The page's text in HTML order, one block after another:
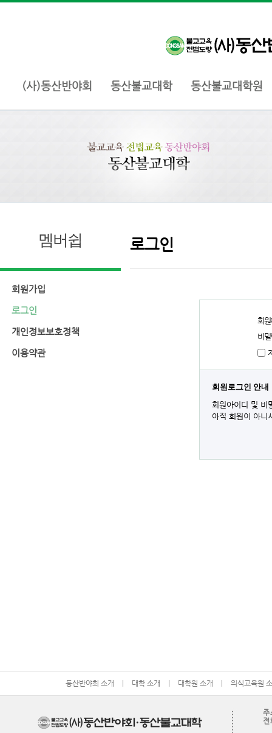
(사)동산반야회 동산불교대학 동산불교대학원
멤버쉽
회원가입
로그인
개인정보보호정책
이용약관
로그인
회원
비
회원로그인 안내
회원아이디 및 비
아직 회원이 아니
동산반야회 소개 | 대학 소개 | 대학원 소개 | 의식교육원